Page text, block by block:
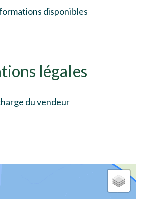
disponibles
légales
du vendeur